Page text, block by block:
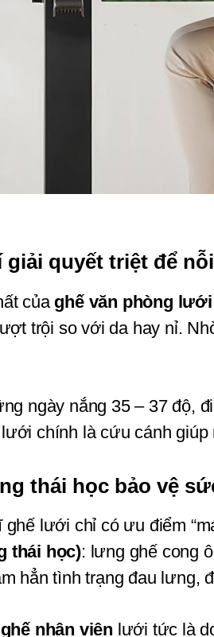
giải quyết triệt để
của ghế văn phòng lưới
trội so với da hay nỉ.
ngày nắng 35 – 37 độ,
chính là cứu cánh
thái học bảo vệ
thái học): lưng ghế cong
hẳn tình trạng đau lưng,
ghế nhân viên lưới tức là